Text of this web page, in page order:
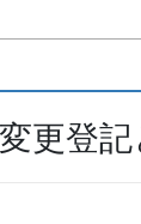
更登記